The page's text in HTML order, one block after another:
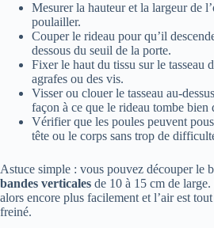
Mesurer la hauteur et la largeur de
poulailler.
Couper le rideau pour qu’il
dessous du seuil de la porte.
Fixer le haut du tissu sur le tasseau
agrafes ou des vis.
Visser ou clouer le tasseau au-
façon à ce que le rideau tombe bien
Vérifier que les poules peuvent
tête ou le corps sans trop de
Astuce simple : vous pouvez découper le
bandes verticales de 10 à 15 cm de
alors encore plus facilement et l’air est
freiné.